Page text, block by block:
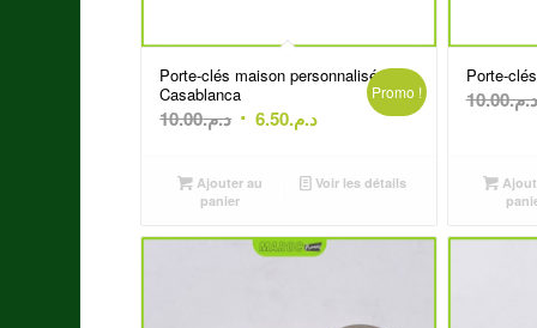
Porte-clés maison personnalisé
Casablanca
د.م.10.00
Le
initial
était :
د.م.10.00.
د.م.6.50
Le
actuel
د.م.6.50.
Promo !
Ajouter au
panier
Voir les détails
Porte-
د.م.10.00